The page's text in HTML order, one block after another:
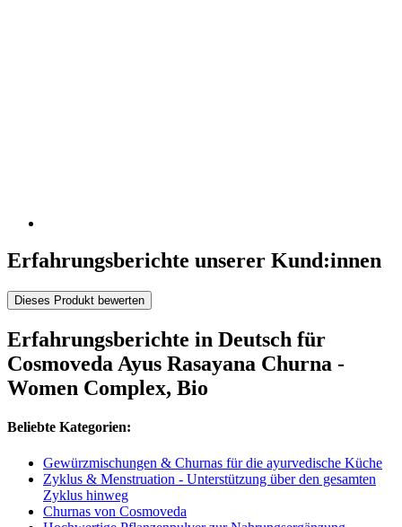
Erfahrungsberichte unserer Kund:innen
Dieses Produkt bewerten
Erfahrungsberichte in Deutsch für
Cosmoveda Ayus Rasayana Churna -
Women Complex, Bio
Beliebte Kategorien:
Gewürzmischungen & Churnas für die ayurvedische Küche
Zyklus & Menstruation - Unterstützung über den gesamten
Zyklus hinweg
Churnas von Cosmoveda